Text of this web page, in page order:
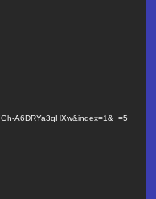
A6DRYa3qHXw&index=1&_=5